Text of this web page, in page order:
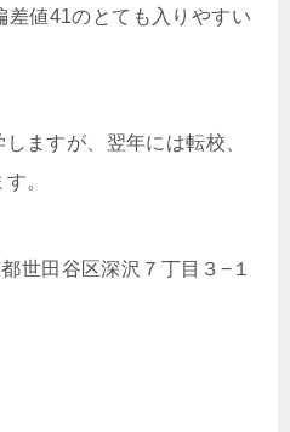
差値41のとても入りやすい
ますが、翌年には転校、
。
世田谷区深沢７丁目３−１